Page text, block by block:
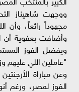
ووجهت شاهيناز
مجهوداً رائعاً، وأن
وأضافت بعفوية أن
ويفضل الفوز
"عاملين اللي عليهم
​وعن مباراة
الفوز لمصر، ورغم